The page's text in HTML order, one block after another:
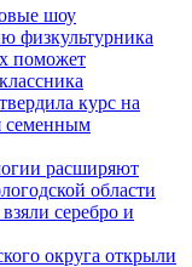
шоу
физкультурника
поможет
курс на
семенным
расширяют
области
серебро и
округа открыли